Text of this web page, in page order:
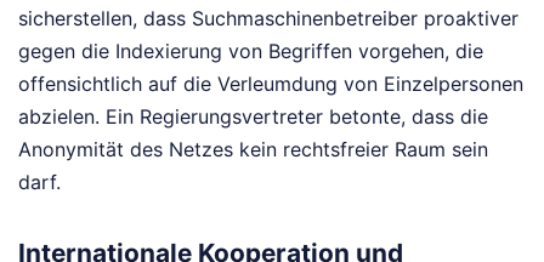
sicherstellen, dass Suchmaschinenbetreiber proaktiver
gegen die Indexierung von Begriffen vorgehen, die
offensichtlich auf die Verleumdung von Einzelpersonen
abzielen. Ein Regierungsvertreter betonte, dass die
Anonymität des Netzes kein rechtsfreier Raum sein
darf.
Internationale Kooperation und